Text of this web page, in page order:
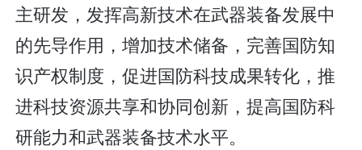
主研发，发挥高新技术在武器装备发展中
的先导作用，增加技术储备，完善国防知
识产权制度，促进国防科技成果转化，推
进科技资源共享和协同创新，提高国防科
研能力和武器装备技术水平。